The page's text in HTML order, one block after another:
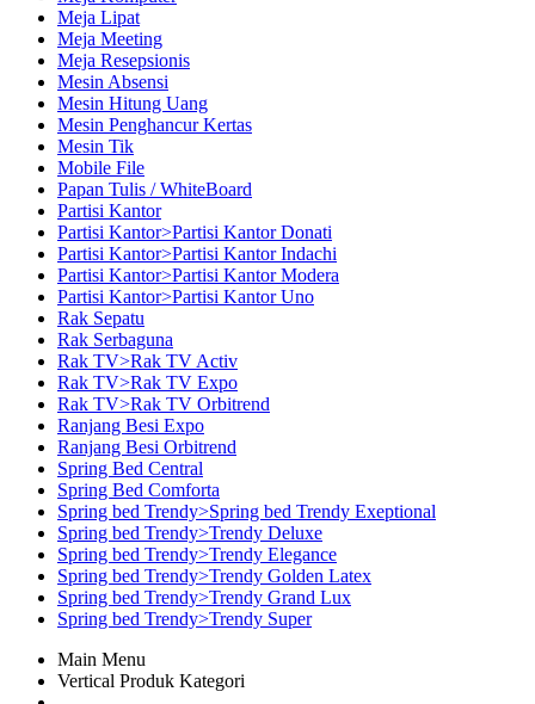
Meja Lipat
Meja Meeting
Meja Resepsionis
Mesin Absensi
Mesin Hitung Uang
Mesin Penghancur Kertas
Mesin Tik
Mobile File
Papan Tulis / WhiteBoard
Partisi Kantor
Partisi Kantor>Partisi Kantor Donati
Partisi Kantor>Partisi Kantor Indachi
Partisi Kantor>Partisi Kantor Modera
Partisi Kantor>Partisi Kantor Uno
Rak Sepatu
Rak Serbaguna
Rak TV>Rak TV Activ
Rak TV>Rak TV Expo
Rak TV>Rak TV Orbitrend
Ranjang Besi Expo
Ranjang Besi Orbitrend
Spring Bed Central
Spring Bed Comforta
Spring bed Trendy>Spring bed Trendy Exeptional
Spring bed Trendy>Trendy Deluxe
Spring bed Trendy>Trendy Elegance
Spring bed Trendy>Trendy Golden Latex
Spring bed Trendy>Trendy Grand Lux
Spring bed Trendy>Trendy Super
Main Menu
Vertical Produk Kategori